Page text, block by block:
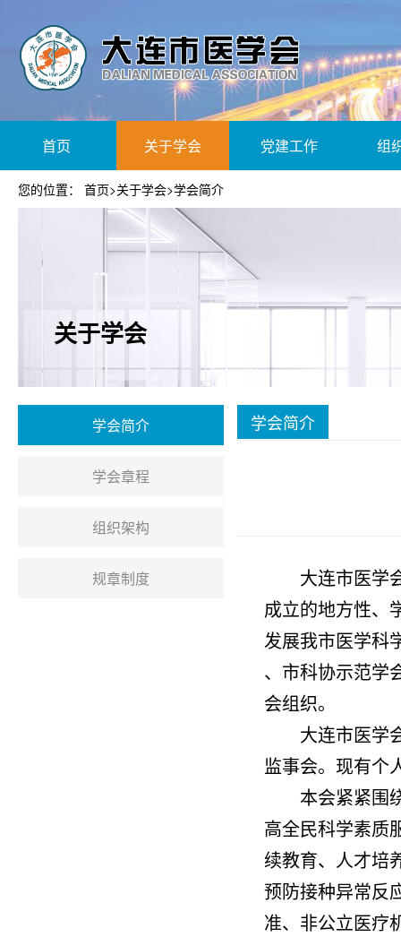
首页 关于学会 党建工作 组
您的位置： 首页>关于学会>学会简介
关于学会
学会简介
学会章程
组织架构
规章制度
学会简介
大连市医学
成立的地方性、
发展我市医学科
、市科协示范学
会组织。
大连市医学
监事会。现有个
本会紧紧围
高全民科学素质
续教育、人才培
预防接种异常反
准、非公立医疗